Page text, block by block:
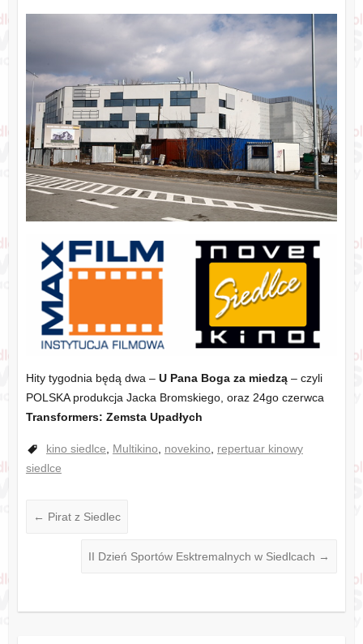
Hity tygodnia będą dwa – U Pana Boga za miedzą– czyli
POLSKA produkcja Jacka Bromskiego, oraz 24go czerwca
Transformers: Zemsta Upadłych
kino siedlce, Multikino, novekino, repertuar kinowy
siedlce
← Pirat z Siedlec
II Dzień Sportów Esktremalnych w Siedlcach →